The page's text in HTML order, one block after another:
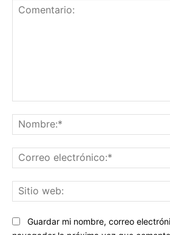
Guardar mi nombre, correo